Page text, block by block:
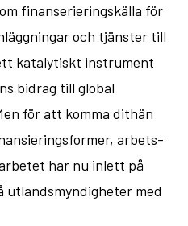
finanserieringskälla för
och tjänster till
katalytiskt instrument
bidrag till global
för att komma dithän
arbets-
har nu inlett på
utlandsmyndigheter med